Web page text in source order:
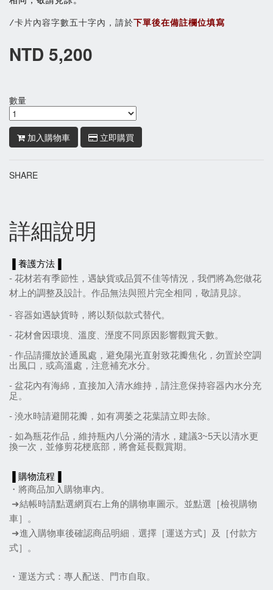
/卡片內容字數五十字內，請於下單後在備註欄位填寫
NTD 5,200
數量
加入購物車 立即購買
SHARE
詳細說明
▐ 養護方法▐
- 花材若有季節性，遇缺貨或品質不佳等情況，我們將為您做花
材上的調整及設計。作品無法與照片完全相同，敬請見諒。
- 容器如遇缺貨時，將以類似款式替代。
- 花材會因環境 溫度 溼度不同原因影響觀賞天數。
- 作品請擺放於通風處，避免陽光直射致花瓣焦化，勿置於空調
出風口，或高溫處，注意補充水分。
- 盆花內有海綿，直接加入清水維持，請注意保持容器內水分充
足。
- 澆水時請避開花瓣，如有凋萎之花葉請立即去除。
- 如為瓶花作品，維持瓶內八分滿的清水，建議3~5天以清水更
換一次，並修剪花梗底部，將會延長觀賞期。
▐ 購物流程▐
・將商品加入購物車內。
➜結帳時請點選網頁右上角的購物車圖示。並點選［檢視購物
車］。
➜進入購物車後確認商品明細﹐選擇［運送方式］及［付款方
式］。
・運送方式：專人配送、門市自取。